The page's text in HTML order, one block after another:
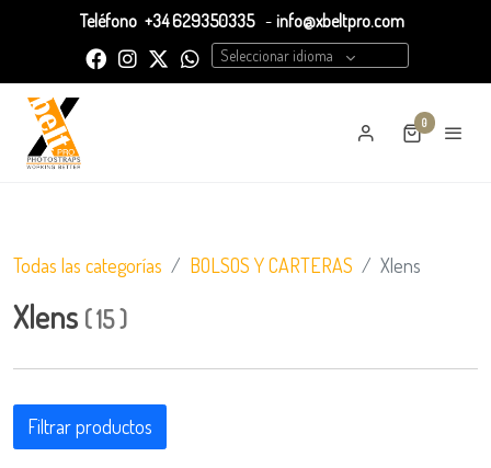
Teléfono +34 629350335 - info@xbeltpro.com
Seleccionar idioma
0
Todas las categorías BOLSOS Y CARTERAS Xlens
Xlens (15)
Filtrar productos